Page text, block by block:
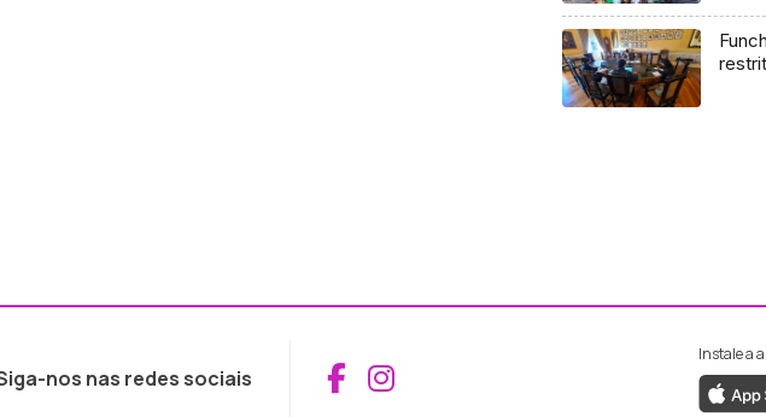
nos nas redes sociais Aceder ao Facebook da RTP
Aceder ao Instagram da
Instale a